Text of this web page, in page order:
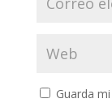
Guarda